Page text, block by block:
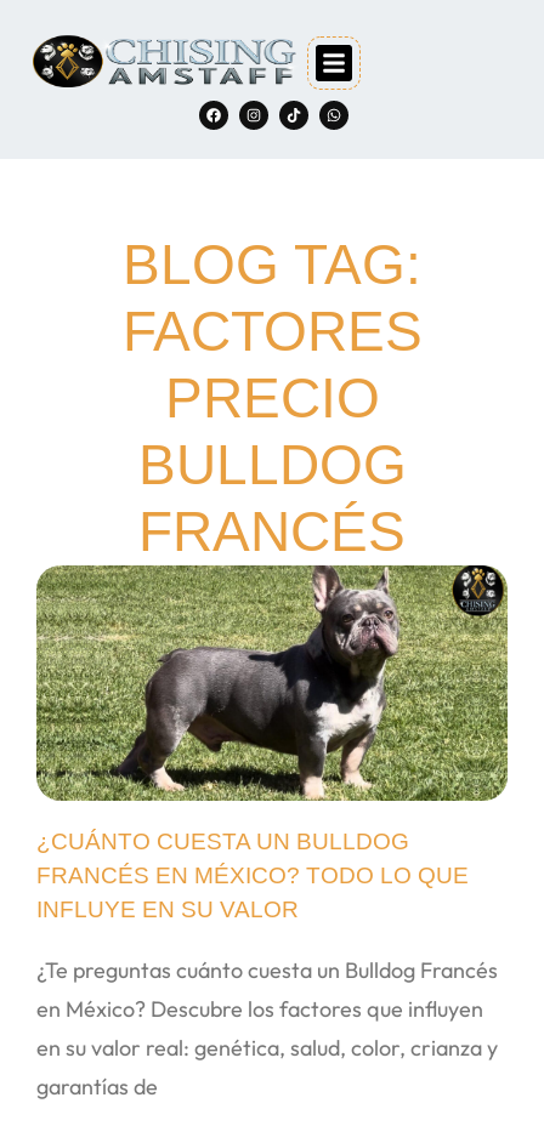
BLOG TAG:
FACTORES
PRECIO
BULLDOG
FRANCÉS
¿CUÁNTO CUESTA UN BULLDOG
FRANCÉS EN MÉXICO? TODO LO QUE
INFLUYE EN SU VALOR
¿Te preguntas cuánto cuesta un Bulldog Francés
en México? Descubre los factores que influyen
en su valor real: genética, salud, color, crianza y
garantías de